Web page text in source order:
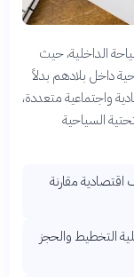
الداخلية، حيث
داخل بلادهم بدلاً
واجتماعية متعددة،
السياحية
اقتصادية مقارنة
التخطيط والحجز